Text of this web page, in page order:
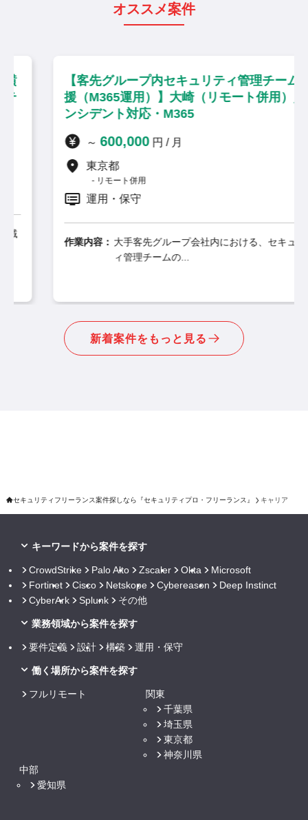
オススメ案件
【客先グループ内セキュリティ管理チーム支
援（M365運用）】大崎（リモート併用）／イ
ンシデント対応・M365
600,000 円 / 月
東京都
リモート併用
運用・保守
作業内容：大手客先グループ会社内における、セキュリテ
ィ管理チームの...
新着案件をもっと見る
セキュリティフリーランス案件探しなら『セキュリティプロ・フリーランス』 キャリア
キーワードから案件を探す
CrowdStrike Palo Alto Zscaler Okta
Microsoft
Fortinet
Cisco Netskope Cybereason
Deep Instinct
CyberArk
Splunk その他
業務領域から案件を探す
要件定義 設計 構築 運用・保守
働く場所から案件を探す
フルリモート
関東
千葉県
埼玉県
東京都
神奈川県
中部
愛知県